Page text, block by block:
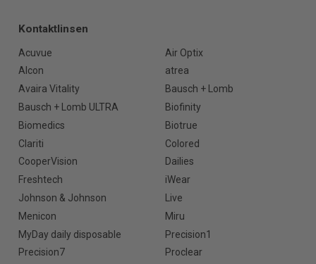
Kontaktlinsen
Acuvue
Air Optix
Alcon
atrea
Avaira Vitality
Bausch + Lomb
Bausch + Lomb ULTRA
Biofinity
Biomedics
Biotrue
Clariti
Colored
CooperVision
Dailies
Freshtech
iWear
Johnson & Johnson
Live
Menicon
Miru
MyDay daily disposable
Precision1
Precision7
Proclear